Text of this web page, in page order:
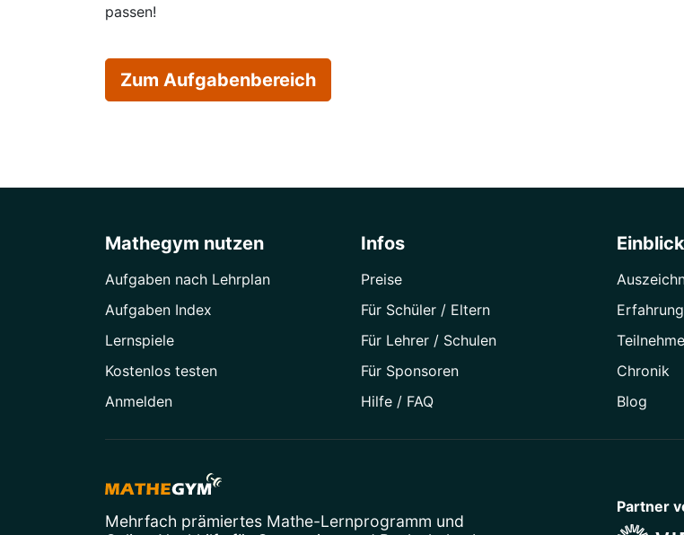
passen!
Zum Aufgabenbereich
Mathegym nutzen
Aufgaben nach Lehrplan
Aufgaben Index
Lernspiele
Kostenlos testen
Anmelden
Infos
Preise
Für Schüler / Eltern
Für Lehrer / Schulen
Für Sponsoren
Hilfe / FAQ
Chronik
Blog
Mehrfach prämiertes Mathe-Lernprogramm und
Partner